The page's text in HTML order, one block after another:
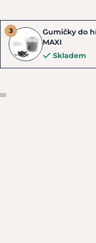
Gumičky do
MAXI
Skladem